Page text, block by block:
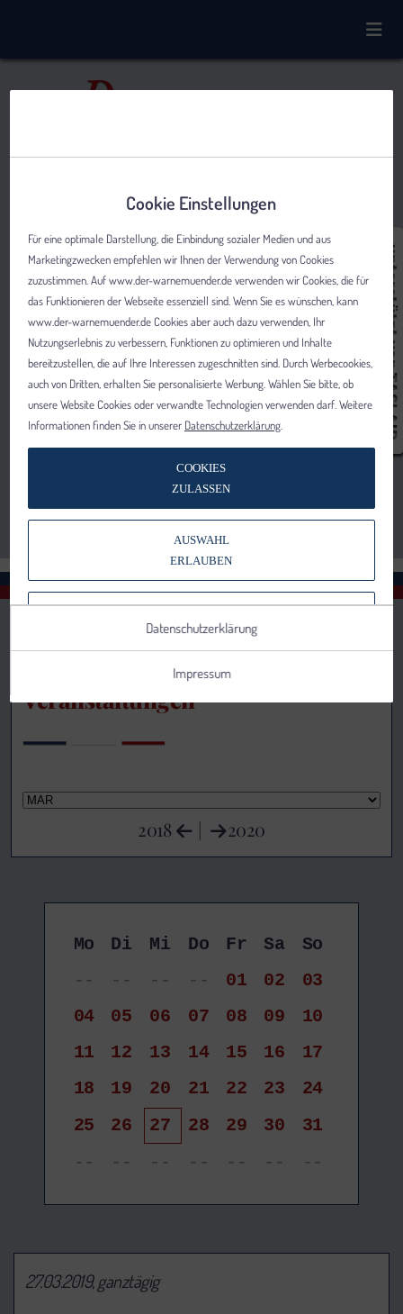
Veranstaltungen
2018 | 2020
Mo Di Mi Do Fr Sa
So
--
-- -- -- 01 02
03
04
05 06 07 08 09
10
11
12 13 14 15 16
17
18
19 20 21 22 23
24
25
26 27 28 29 30
31
--
-- -- -- -- -- --
27.03.2019, ganztägig
Cookie Einstellungen
Für eine optimale Darstellung, die Einbindung sozialer Medien und aus
Marketingzwecken empfehlen wir Ihnen der Verwendung von Cookies
zuzustimmen. Auf www.der-warnemuender.de verwenden wir Cookies, die für
das Funktionieren der Webseite essenziell sind. Wenn Sie es wünschen, kann
www.der-warnemuender.de Cookies aber auch dazu verwenden, Ihr
Nutzungserlebnis zu verbessern, Funktionen zu optimieren und Inhalte
bereitzustellen, die auf Ihre Interessen zugeschnitten sind. Durch Werbecookies,
auch von Dritten, erhalten Sie personalisierte Werbung. Wählen Sie bitte, ob
unsere Website Cookies oder verwandte Technologien verwenden darf. Weitere
Informationen finden Sie in unserer Datenschutzerklärung
COOKIES
ZULASSEN
AUSWAHL
ERLAUBEN
VERWENDEN
Datenschutzerklärung
Impressum